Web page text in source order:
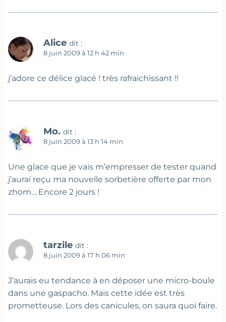
Alice dit :
8 juin 2009 à 12 h 42 min
j’adore ce délice glacé ! très rafraichissant !!
Mo. dit :
8 juin 2009 à 13 h 14 min
Une glace que je vais m’empresser de tester quand
j’aurai reçu ma nouvelle sorbetière offerte par mon
zhom… Encore 2 jours !
tarzile dit :
8 juin 2009 à 17 h 06 min
J’aurais eu tendance à en déposer une micro-boule
dans une gaspacho. Mais cette idée est très
prometteuse. Lors des canicules, on saura quoi faire.